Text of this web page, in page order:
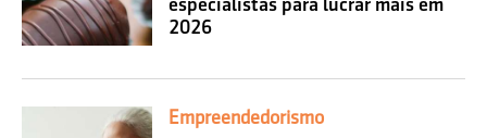
especialistas para lucrar mais em
2026
Empreendedorismo